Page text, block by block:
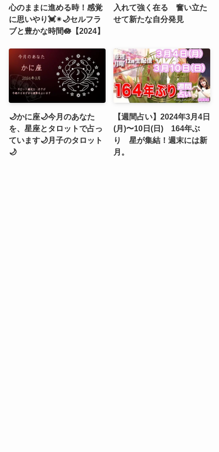
心のままに進める時！感覚
に思いやり💓✴︎🌙セルフラ
ブと豊かな時間🪷【2024】
入れて強く在る 奮い立た
せて新たな自分発見
🌙かに座🌙今月のあなた
を、星座とタロットで占っ
ています🌙月子のタロット
🌙
【週間占い】2024年3月4日
(月)〜10日(日) 164年ぶ
り 星が集結！週末には新
月。